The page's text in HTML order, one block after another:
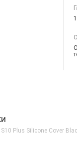
Plus Silicone Cover